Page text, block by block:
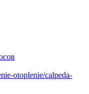
otoplenie/calpeda-